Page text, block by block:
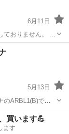
6月11日
おりません。 マ
テナケーブル（L
す。
5月13日
のARBL1(B)で
ど使用いたしまし
をよろしくお願
買います💪
ます